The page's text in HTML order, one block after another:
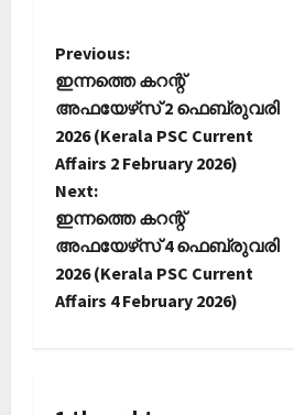
P
o
s
t
n
a
Previous:
ഇന്നത്തെ കറന്റ്
അഫയേഴ്‌സ് 2 ഫെബ്രുവരി
2026 (Kerala PSC Current
Affairs 2 February 2026)
Next:
ഇന്നത്തെ കറന്റ്
അഫയേഴ്‌സ് 4 ഫെബ്രുവരി
2026 (Kerala PSC Current
Affairs 4 February 2026)